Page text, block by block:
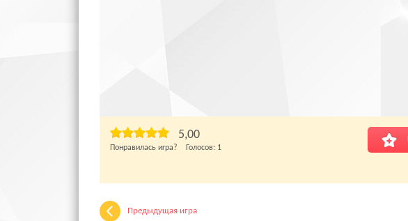
5,00
Понравилась игра? Голосов: 1
Предыдущая игра